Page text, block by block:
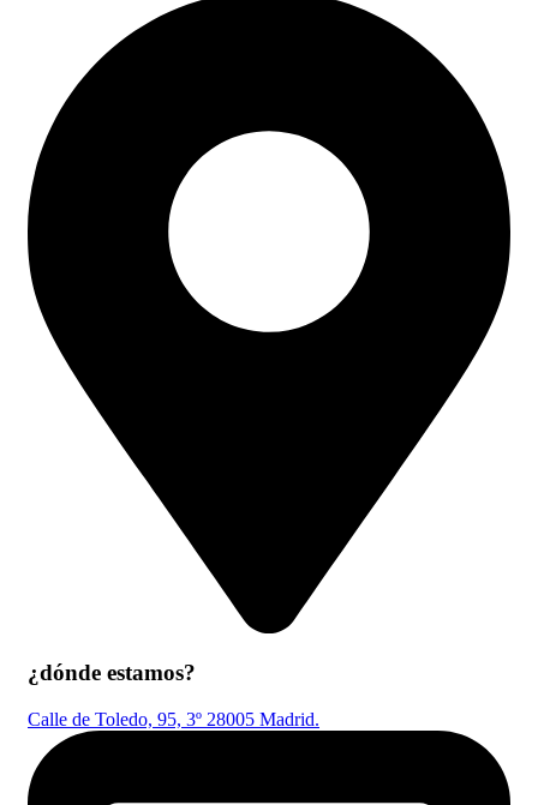
¿dónde estamos?
Calle de Toledo, 95, 3º 28005 Madrid.